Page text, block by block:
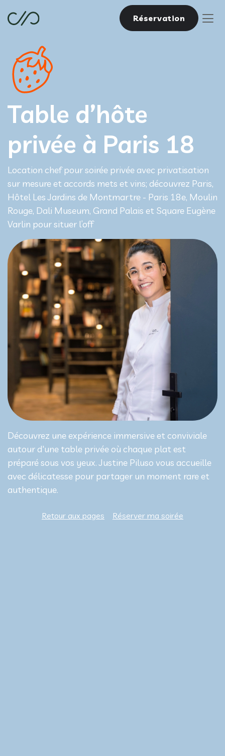
Réservation
Table d’hôte
privée à Paris 18
Location chef pour soirée privée avec privatisation
sur mesure et accords mets et vins; découvrez Paris,
Hôtel Les Jardins de Montmartre - Paris 18e, Moulin
Rouge, Dali Museum, Grand Palais et Square Eugène
Varlin pour situer l’off
Découvrez une expérience immersive et conviviale
autour d'une table privée où chaque plat est
préparé sous vos yeux. Justine Piluso vous accueille
avec délicatesse pour partager un moment rare et
authentique.
Retour aux pages Réserver ma soirée